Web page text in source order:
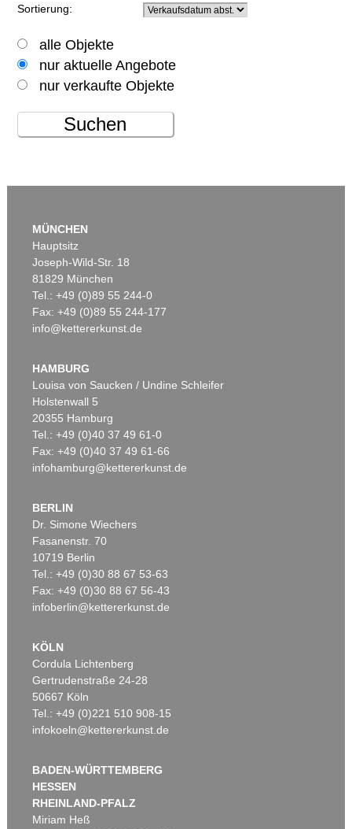
Sortierung:
alle Objekte
nur aktuelle Angebote
nur verkaufte Objekte
Suchen
MÜNCHEN
Hauptsitz
Joseph-Wild-Str. 18
81829 München
Tel.: +49 (0)89 55 244-0
Fax: +49 (0)89 55 244-177
info@kettererkunst.de
HAMBURG
Louisa von Saucken / Undine Schleifer
Holstenwall 5
20355 Hamburg
Tel.: +49 (0)40 37 49 61-0
Fax: +49 (0)40 37 49 61-66
infohamburg@kettererkunst.de
BERLIN
Dr. Simone Wiechers
Fasanenstr. 70
10719 Berlin
Tel.: +49 (0)30 88 67 53-63
Fax: +49 (0)30 88 67 56-43
infoberlin@kettererkunst.de
KÖLN
Cordula Lichtenberg
Gertrudenstraße 24-28
50667 Köln
Tel.: +49 (0)221 510 908-15
infokoeln@kettererkunst.de
BADEN-WÜRTTEMBERG
HESSEN
RHEINLAND-PFALZ
Miriam Heß